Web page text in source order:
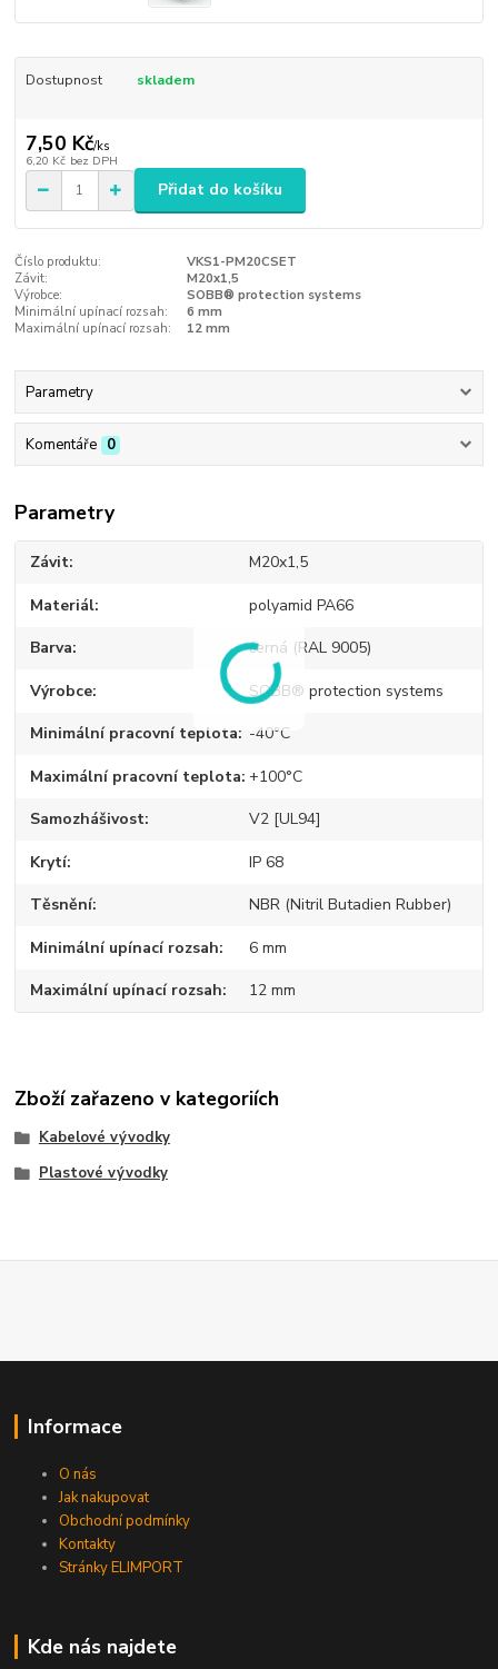
Dostupnost skladem
7,50 Kč/ks
6,20 Kč bez DPH
Přidat do košíku
Číslo produktu:
VKS1-PM20CSET
Závit:
M20x1,5
Výrobce:
SOBB® protection systems
Minimální upínací rozsah:
6 mm
Maximální upínací rozsah:
12 mm
Parametry
Komentáře 0
Parametry
Závit M20x1,5
Materiál polyamid PA66
Barva černá (RAL 9005)
Výrobce SOBB® protection systems
Minimální pracovní teplota -40°C
Maximální pracovní teplota +100°C
Samozhášivost V2 [UL94]
Krytí IP 68
Těsnění NBR (Nitril Butadien Rubber)
Minimální upínací rozsah 6 mm
Maximální upínací rozsah 12 mm
Zboží zařazeno v kategoriích
Kabelové vývodky
Plastové vývodky
Informace
O nás
Jak nakupovat
Obchodní podmínky
Kontakty
Stránky ELIMPORT
Kde nás najdete